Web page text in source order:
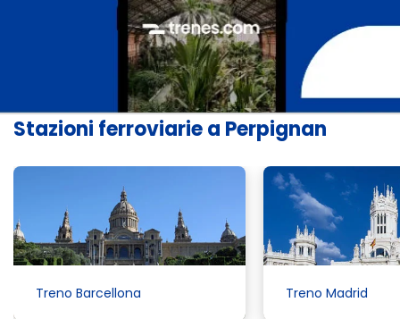
Stazioni ferroviarie a Perpignan
Treno Barcellona Treno Madrid